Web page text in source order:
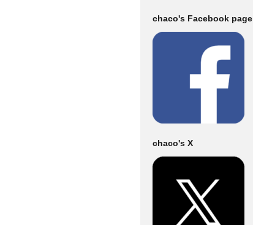
chaco's Facebook page
chaco's X